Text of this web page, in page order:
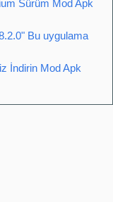
Sürüm Mod Apk
Bu uygulama
İndirin Mod Apk